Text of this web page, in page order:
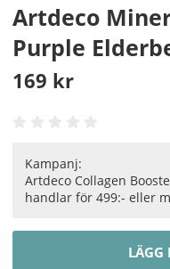
Artdeco
Purple
169 kr
Kampanj:
Artdeco Collagen
handlar för 499:- eller
LÄGG